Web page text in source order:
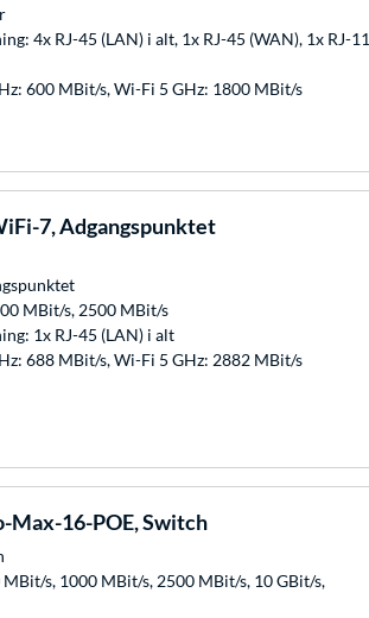
4x RJ-45 (LAN) i alt, 1x RJ-45 (WAN), 1x RJ-11
600 MBit/s, Wi-Fi 5 GHz: 1800 MBit/s
7, Adgangspunktet
MBit/s, 2500 MBit/s
1x RJ-45 (LAN) i alt
688 MBit/s, Wi-Fi 5 GHz: 2882 MBit/s
Max-16-POE, Switch
s, 1000 MBit/s, 2500 MBit/s, 10 GBit/s,